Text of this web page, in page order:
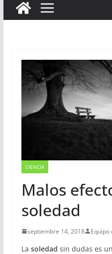
CIENCIA
Malos
soledad
septiembre 14, 2018 Equipo
La soledad sin dudas es